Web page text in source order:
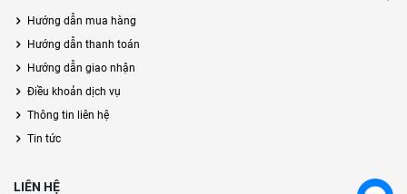
Hướng dẫn mua hàng
Hướng dẫn thanh toán
Hướng dẫn giao nhận
Điều khoản dịch vụ
Thông tin liên hệ
Tin tức
LIÊN HỆ